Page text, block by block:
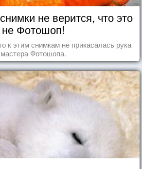
не верится, что это
не Фотошоп!
к этим снимкам не прикасалась рука
мастера Фотошопа.